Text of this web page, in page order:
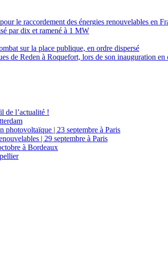
par dix et ramené à 1 MW
sur la place publique, en ordre dispersé
de l’actualité !
photovoltaïque | 23 septembre à Paris
| 29 septembre à Paris
à Bordeaux